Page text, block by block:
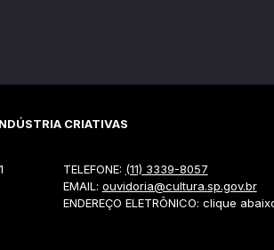
CRIATIVAS
TELEFONE: (11) 3339-8057
EMAIL: ouvidoria@cultura.sp.gov.br
ENDEREÇO ELETRÔNICO: clique